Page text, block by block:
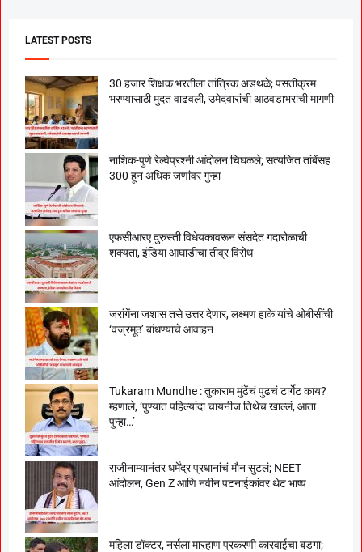
LATEST POSTS
30 हजार शिक्षक भरतीला तांत्रिक अडथळे; पसंतीक्रम
भरण्यासाठी मुदत वाढवली, उमेदवारांची आठवडाभराची मागणी
नाशिक-पुणे रेल्वेप्रश्नी आंदोलन चिघळले; सत्यजित तांबेंसह
300 हून अधिक जणांवर गुन्हा
एफसीआरए दुरुस्ती विधेयकावरून संसदेत गदारोळाची
शक्यता, इंडिया आघाडीचा तीव्र विरोध
जरांगेंना जशास तसे उत्तर देणार, लक्ष्मण हाके यांचे ओबीसींची
‘वज्रमूठ’ बांधण्याचे आवाहन
Tukaram Mundhe : तुकाराम मुंढेंचं पुढचं टार्गेट काय?
म्हणाले, ‘पुण्यात पहिल्यांदा चायनीज तिथेच खाल्लं, आता
पुन्हा…’
राजीनाम्यानंतर धर्मेंद्र प्रधानांचं मौन सुटलं; NEET
आंदोलन, Gen Z आणि नवीन पटनाईकांवर थेट भाष्य
महिला डॉक्टर, नर्सला मारहाण प्रकरणी कारवाईचा बडगा;